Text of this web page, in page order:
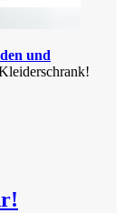
und